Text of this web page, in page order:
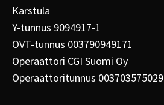
Karstula
Y-tunnus 9094917-1
OVT-tunnus 003790949171
Operaattori CGI Suomi Oy
Operaattoritunnus 003703575029